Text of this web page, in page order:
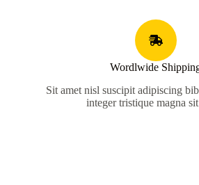
Wordlwide
Sit amet nisl suscipit adipiscing
integer tristique magna